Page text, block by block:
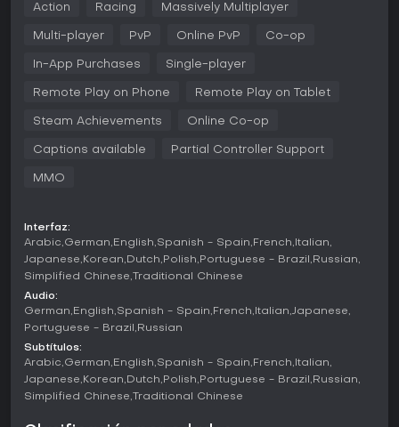
a ganar fama participando en eventos para atraer
seguidores, desbloqueando así nuevas oportunidades y
y un sistema de favoritos rápido te permite alternar
facilita crear crews para desafíos cooperativos,
conectado, aunque también hay opciones para jugar en
Las disciplinas organizan la experiencia: el street racing se
racing en competiciones de pista. Grabar y compartir
momentos clave es sencillo, capturando secuencias
Modos de juego
El juego agrupa las actividades en cuatro disciplinas
principales: Street Racing, Offroad, Freestyle y Pro Racing.
reta en pistas de tierra y rallies. Freestyle desata acrobacias
aéreas y acuáticas, y Pro Racing trae eventos
estructurados en pista como drifting y carreras de turismos.
Action Racing Massively Multiplayer
Multi-player PvP Online PvP Co-op
In-App Purchases Single-player
Remote Play on Phone Remote Play on Tablet
Steam Achievements Online Co-op
Captions available Partial Controller Support
MMO
Interfaz:
Arabic German English Spanish - Spain French Italian
Japanese Korean Dutch Polish Portuguese - Brazil
Russian
Simplified Chinese
Traditional Chinese
Audio:
German English Spanish - Spain French Italian Japanese
Portuguese - Brazil
Russian
Subtítulos:
Arabic German English Spanish - Spain French Italian
Japanese Korean Dutch Polish Portuguese - Brazil
Russian
Simplified Chinese
Traditional Chinese